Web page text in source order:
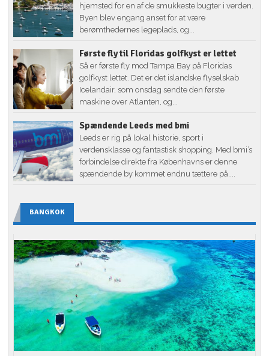
hjemsted for en af de smukkeste bugter i verden.
Byen blev engang anset for at være
berømthedernes legeplads, og...
Første fly til Floridas golfkyst er lettet
Så er første fly mod Tampa Bay på Floridas
golfkyst lettet. Det er det islandske flyselskab
Icelandair, som onsdag sendte den første
maskine over Atlanten, og...
Spændende Leeds med bmi
Leeds er rig på lokal historie, sport i
verdensklasse og fantastisk shopping. Med bmi’s
forbindelse direkte fra Københavns er denne
spændende by kommet endnu tættere på....
BANGKOK